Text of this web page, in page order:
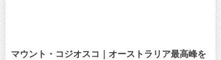
マウント・コジオスコ｜オーストラリア最高峰を